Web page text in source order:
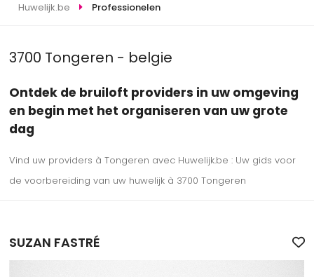
Huwelijk.be Professionelen
3700 Tongeren - belgie
Ontdek de bruiloft providers in uw omgeving
en begin met het organiseren van uw grote
dag
Vind uw providers à Tongeren avec Huwelijk.be : Uw gids voor
de voorbereiding van uw huwelijk à 3700 Tongeren
SUZAN FASTRÉ